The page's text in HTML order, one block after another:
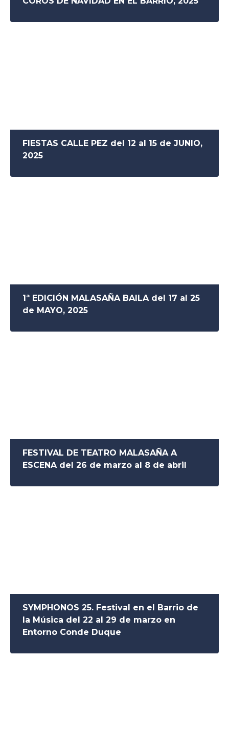
FIESTAS CALLE PEZ del 12 al 15 de JUNIO,
2025
1ª EDICIÓN MALASAÑA BAILA del 17 al 25
de MAYO, 2025
FESTIVAL DE TEATRO MALASAÑA A
ESCENA del 26 de marzo al 8 de abril
SYMPHONOS 25. Festival en el Barrio de
la Música del 22 al 29 de marzo en
Entorno Conde Duque